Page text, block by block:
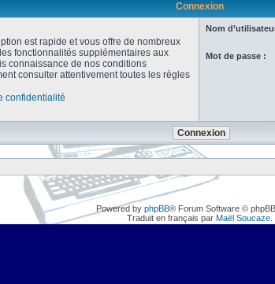
Connexion
est rapide et vous offre de nombreux
fonctionnalités supplémentaires aux
connaissance de nos conditions
consulter attentivement toutes les règles
confidentialité
Nom
Mot de passe :
Powered by phpBB® Forum Software ©
Traduit en français par Maël Soucaze.